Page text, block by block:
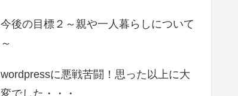
今後の目標２～親や一人暮らしについて
～
wordpressに悪戦苦闘！思った以上に大
変でした・・・